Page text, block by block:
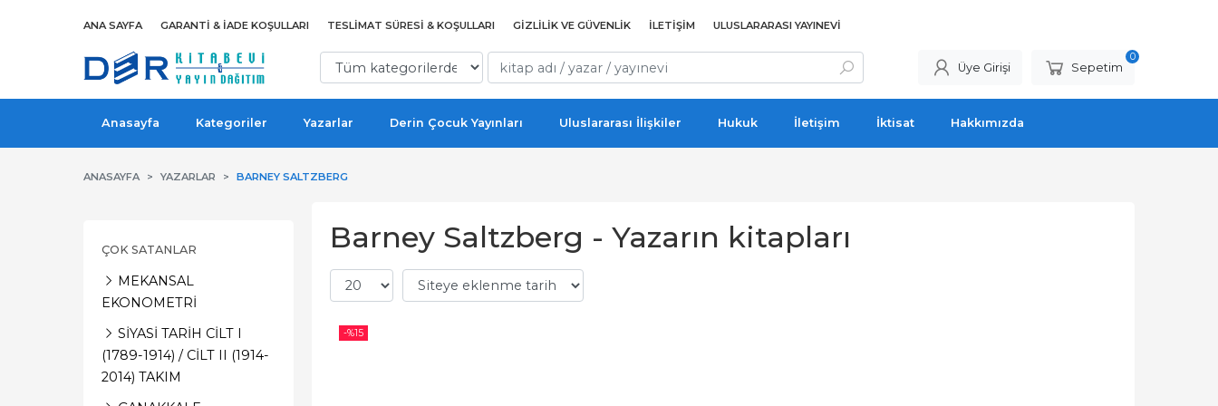
ANA SAYFA GARANTI & İADE KOŞULLARI TESLIMAT SÜRESI & KOŞULLARI GIZLILIK VE GÜVENLIK İLETIŞIM ULUSLARARASI YAYINEVI
Üye Girişi Sepetim
0
Anasayfa Kategoriler Yazarlar Derin Çocuk Yayınları Uluslararası İlişkiler Hukuk İletişim İktisat Hakkımızda
ANASAYFA YAZARLAR BARNEY SALTZBERG
ÇOK SATANLAR
MEKANSAL
EKONOMETRİ
SİYASİ TARİH CİLT I
(1789-1914) / CİLT II (1914-
2014) TAKIM
Barney Saltzberg - Yazarın kitapları
-%15